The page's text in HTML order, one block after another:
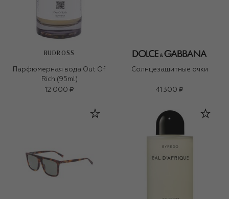
RUDROSS
Парфюмерная вода Out Of
Rich (95ml)
12 000 ₽
Солнцезащитные очки
41 300 ₽